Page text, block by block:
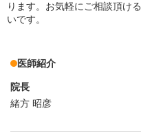
ります。お気軽にご相談頂け
いです。
医師紹介
院長
緒方 昭彦